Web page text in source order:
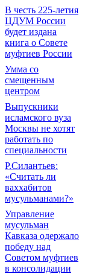
В честь 225-летия
ЦДУМ России
будет издана
книга о Совете
муфтиев России
Умма со
смещенным
центром
Выпускники
исламского вуза
Москвы не хотят
работать по
специальности
Р.Силантьев:
«Считать ли
ваххабитов
мусульманами?»
Управление
мусульман
Кавказа одержало
победу над
Советом муфтиев
в консолидации